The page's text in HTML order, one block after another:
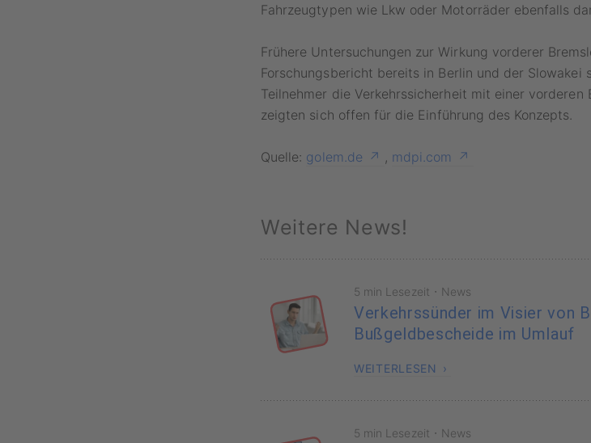
Fahrzeugtypen wie Lkw oder Motorräder ebenfalls
Frühere Untersuchungen zur Wirkung vorderer
Forschungsbericht bereits in Berlin und der
Teilnehmer die Verkehrssicherheit mit einer
zeigten sich offen für die Einführung des Konzepts.
Quelle: golem.de , mdpi.com
Weitere News!
5 min Lesezeit · News
Verkehrssünder im Visier von
Bußgeldbescheide im Umlauf
WEITERLESEN
5 min Lesezeit · News